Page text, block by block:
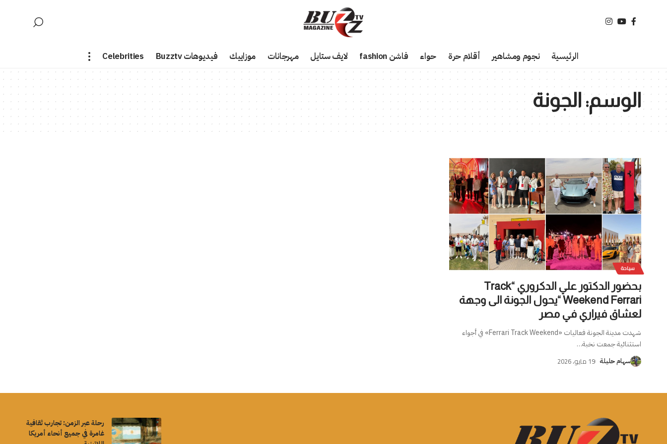
الرئيسية نجوم ومشاهير أقلام حرة حواء فاشن fashion لايف ستايل مهرجانات موزاييك فيديوهات Buzztv Celebrities
الوسم: الجونة
سياحة
بحضور الدكتور علي الدكروري “Track
Weekend Ferrari “يحول الجونة الى وجهة
لعشاق فيراري في مصر
شهدت مدينة الجونة فعاليات «Ferrari Track Weekend» في أجواء
استثنائية جمعت نخبة…
سهام حليلة 19 مايو، 2026
رحلة عبر الزمن: تجارب ثقافية
غامرة في جميع أنحاء أمريكا